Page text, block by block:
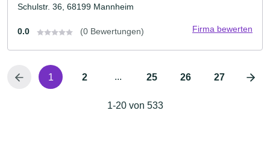
Schulstr. 36, 68199 Mannheim
0.0 (0 Bewertungen) Firma bewerten
1 2 ... 25 26 27
1-20 von 533